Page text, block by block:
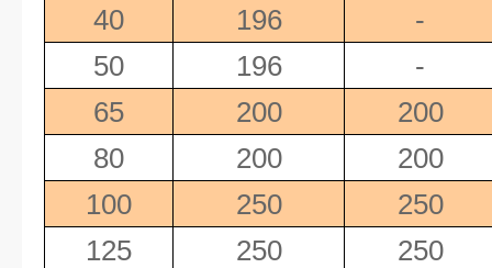
40
196
-
50
196
-
65
200
200
80
200
200
100
250
250
125
250
250